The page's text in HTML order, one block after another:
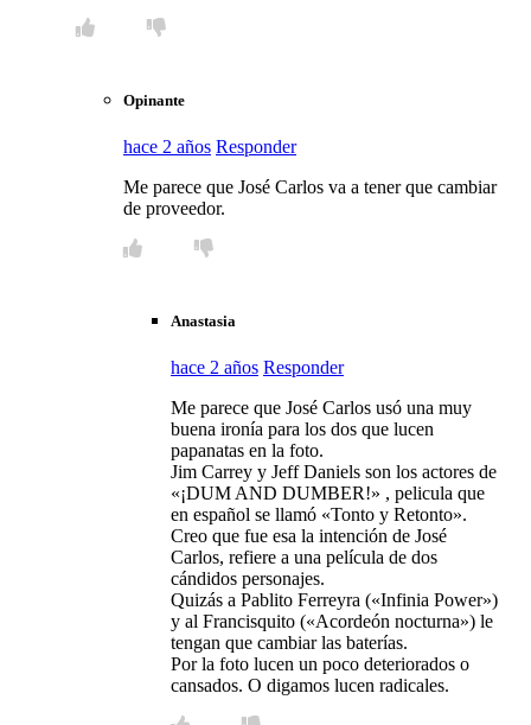
Opinante
hace 2 años Responder
Me parece que José Carlos va a tener que cambiar
de proveedor.
Anastasia
hace 2 años Responder
Me parece que José Carlos usó una muy
buena ironía para los dos que lucen
papanatas en la foto.
Jim Carrey y Jeff Daniels son los actores de
«¡DUM AND DUMBER!» , pelicula que
en español se llamó «Tonto y Retonto».
Creo que fue esa la intención de José
Carlos, refiere a una película de dos
cándidos personajes.
Quizás a Pablito Ferreyra («Infinia Power»)
y al Francisquito («Acordeón nocturna») le
tengan que cambiar las baterías.
Por la foto lucen un poco deteriorados o
cansados. O digamos lucen radicales.